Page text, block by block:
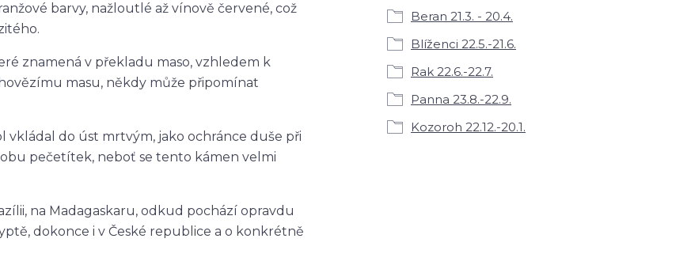
barvy, nažloutlé až vínově červené, což
znamená v překladu maso, vzhledem k
masu, někdy může připomínat
vkládal do úst mrtvým, jako ochránce duše při
pečetítek, neboť se tento kámen velmi
na Madagaskaru, odkud pochází opravdu
dokonce i v České republice a o konkrétně
Beran 21.3. - 20.4.
Blíženci 22.5.-21.6.
Rak 22.6.-22.7.
Panna 23.8.-22.9.
Kozoroh 22.12.-20.1.